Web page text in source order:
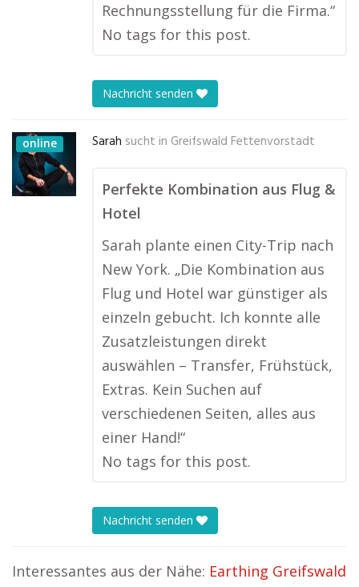
Rechnungsstellung für die Firma.“
No tags for this post.
Nachricht senden
online Sarah sucht in Greifswald Fettenvorstadt
Perfekte Kombination aus Flug &
Hotel
Sarah plante einen City-Trip nach
New York. „Die Kombination aus
Flug und Hotel war günstiger als
einzeln gebucht. Ich konnte alle
Zusatzleistungen direkt
auswählen – Transfer, Frühstück,
Extras. Kein Suchen auf
verschiedenen Seiten, alles aus
einer Hand!“
No tags for this post.
Nachricht senden
Interessantes aus der Nähe: Earthing Greifswald